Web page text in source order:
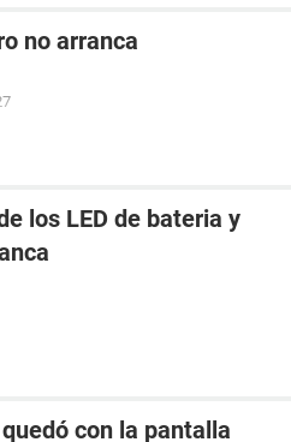
no arranca
los LED de bateria y
con la pantalla